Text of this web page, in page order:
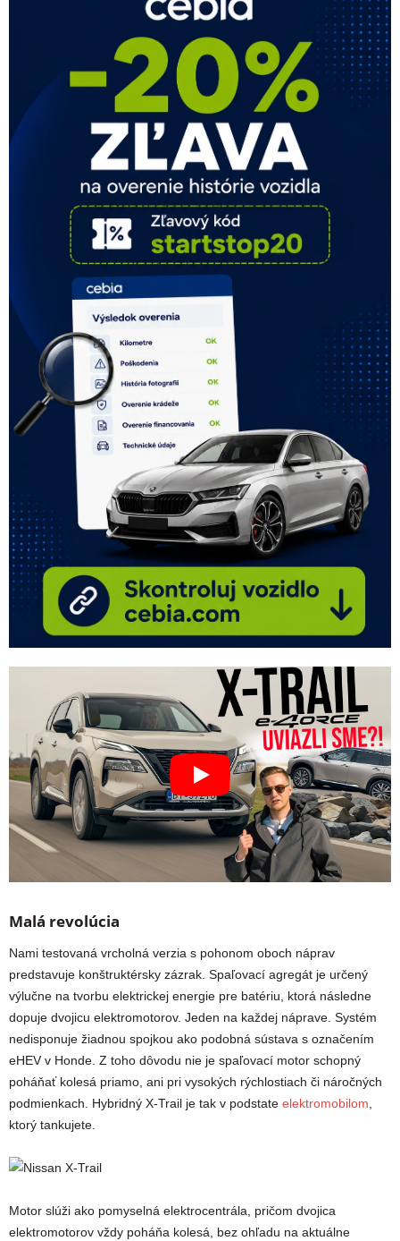
Malá revolúcia
Nami testovaná vrcholná verzia s pohonom oboch náprav
predstavuje konštruktérsky zázrak. Spaľovací agregát je určený
výlučne na tvorbu elektrickej energie pre batériu, ktorá následne
dopuje dvojicu elektromotorov. Jeden na každej náprave. Systém
nedisponuje žiadnou spojkou ako podobná sústava s označením
eHEV v Honde. Z toho dôvodu nie je spaľovací motor schopný
poháňať kolesá priamo, ani pri vysokých rýchlostiach či náročných
podmienkach. Hybridný X-Trail je tak v podstate elektromobilom
ktorý tankujete.
Motor slúži ako pomyselná elektrocentrála, pričom dvojica
elektromotorov vždy poháňa kolesá, bez ohľadu na aktuálne